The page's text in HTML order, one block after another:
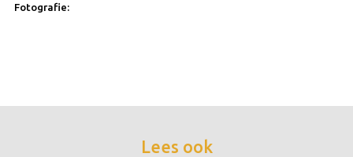
Fotografie:
Lees ook